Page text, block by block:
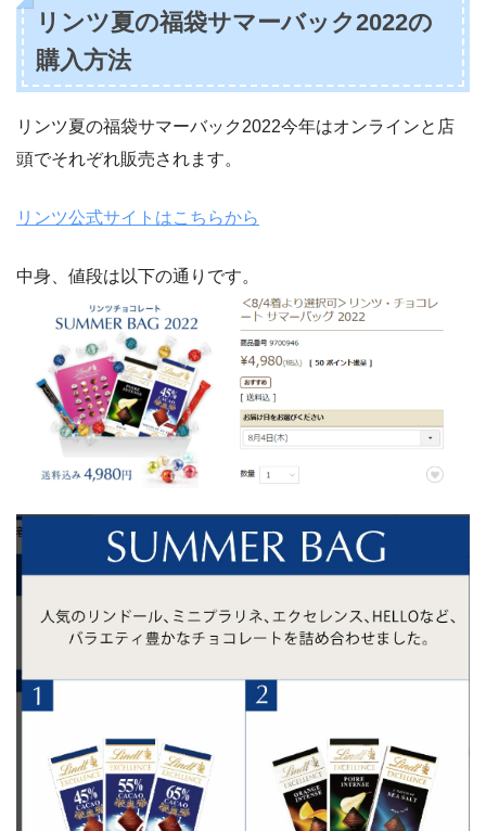
リンツ夏の福袋サマーバック2022の
購入方法
リンツ夏の福袋サマーバック2022今年はオンラインと店
頭でそれぞれ販売されます。
リンツ公式サイトはこちらから
中身、値段は以下の通りです。